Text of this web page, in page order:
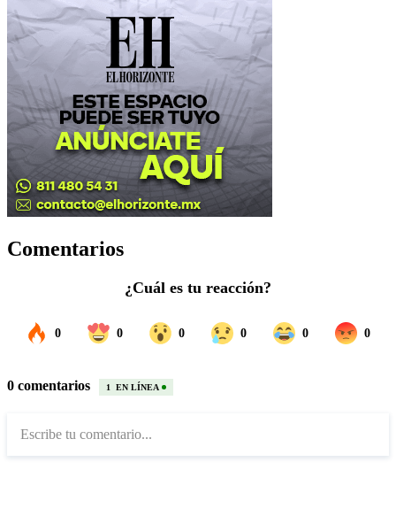
Comentarios